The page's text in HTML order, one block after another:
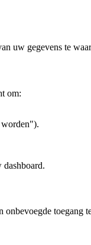
uw gegevens te
om: